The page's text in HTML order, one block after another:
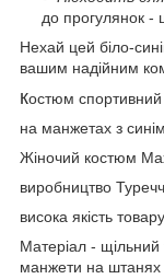
до прогулянок -
Нехай цей біло-
вашим надійним
костюм спортивний
на манжетах з
Жіночий костюм
виробництво
висока якість
Матеріал - щільний
манжети на штанях